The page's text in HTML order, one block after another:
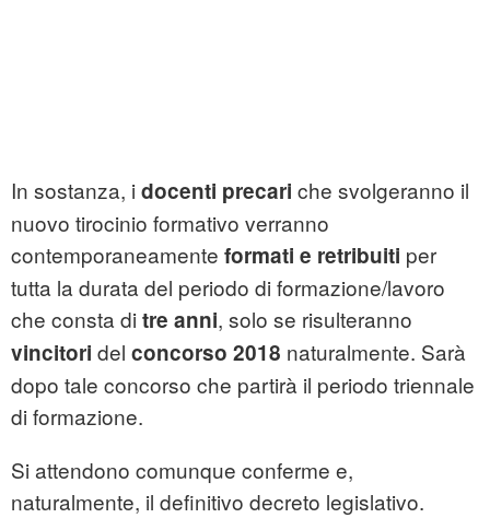
In sostanza, i docenti precari che svolgeranno il
nuovo tirocinio formativo verranno
contemporaneamente formati e retribuiti per
tutta la durata del periodo di formazione/lavoro
che consta di tre anni, solo se risulteranno
vincitori del concorso 2018 naturalmente. Sarà
dopo tale concorso che partirà il periodo triennale
di formazione.
Si attendono comunque conferme e,
naturalmente, il definitivo decreto legislativo.